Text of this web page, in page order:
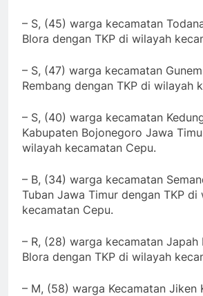
– S, (45) warga kecamatan
Blora dengan TKP di wilayah
– S, (47) warga kecamatan
Rembang dengan TKP di wilayah
– S, (40) warga kecamatan
Kabupaten Bojonegoro Jawa
wilayah kecamatan Cepu.
– B, (34) warga kecamatan
Tuban Jawa Timur dengan TKP di
kecamatan Cepu.
– R, (28) warga kecamatan Japah
Blora dengan TKP di wilayah
– M, (58) warga Kecamatan Jiken